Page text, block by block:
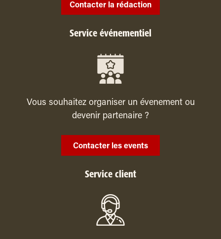
Contacter la rédaction
Service événementiel
Vous souhaitez organiser un évenement ou
devenir partenaire ?
Contacter les events
Service client